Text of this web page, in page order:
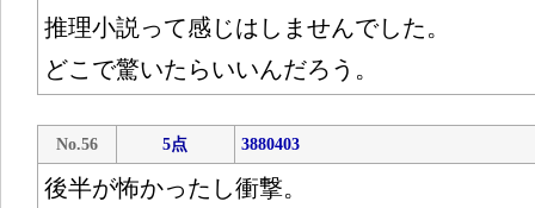
推理小説って感じはしませんでした。
どこで驚いたらいいんだろう。
No.56 5点 3880403
後半が怖かったし衝撃。